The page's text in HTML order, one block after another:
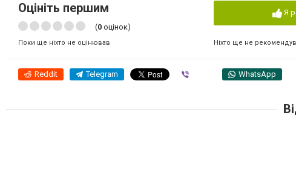
Оцініть першим
(0 оцінок)
Поки ще ніхто не оцінював
Я
Ніхто ще не
Reddit Telegram WhatsApp